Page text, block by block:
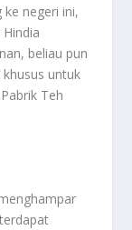
ke negeri ini,
beliau pun
untuk
Teh